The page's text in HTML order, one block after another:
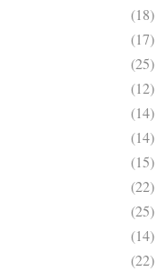
(18)
(17)
(25)
(12)
(14)
(14)
(15)
(22)
(25)
(14)
(22)